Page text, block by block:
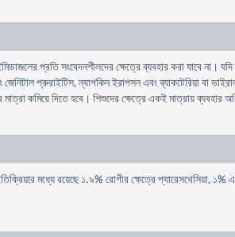
প্রতি সংবেদনশীলদের ক্ষেত্রে ব্যবহার করা যাবে না।
জেনিটাল প্রুরাইটিস, ন্যাপকিন ইরাপসন এবং ব্যাকটেরিয়া বা
কমিয়ে দিতে হবে। শিশুদের ক্ষেত্রে একই মাত্রায় ব্যবহার
মধ্যে রয়েছে ১.৯% রােগীর ক্ষেত্রে প্যারেসথেসিয়া,